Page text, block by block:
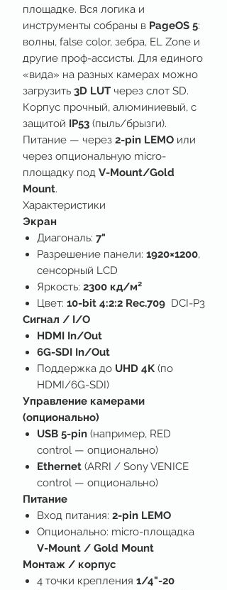
площадке. Вся логика и
инструменты собраны в PageOS 5:
волны, false color, зебра, EL Zone и
другие проф-ассисты. Для единого
«вида» на разных камерах можно
загрузить 3D LUT через слот SD.
Корпус прочный, алюминиевый, с
защитой IP53 (пыль/брызги).
Питание — через 2-pin LEMO или
через опциональную micro-
площадку под V-Mount/Gold
Mount.
Характеристики
Экран
Диагональ: 7"
Разрешение панели: 1920×1200,
сенсорный LCD
Яркость: 2300 кд/м²
Цвет: 10-bit 4:2:2 Rec.709 DCI-P3
Сигнал / I/O
HDMI In/Out
6G-SDI In/Out
Поддержка до UHD 4K (по
HDMI/6G-SDI)
Управление камерами
(опционально)
USB 5-pin (например, RED
control — опционально)
Ethernet (ARRI / Sony VENICE
control — опционально)
Питание
Вход питания: 2-pin LEMO
Опционально: micro-площадка
V-Mount / Gold Mount
Монтаж / корпус
4 точки крепления 1/4"-20